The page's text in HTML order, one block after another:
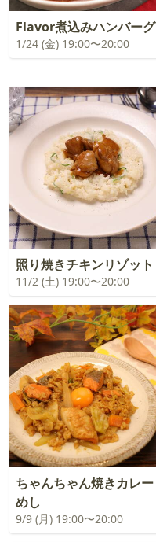
Flavor煮込みハンバーグ
1/24 (金) 19:00〜20:00
照り焼きチキンリゾット
11/2 (土) 19:00〜20:00
ちゃんちゃん焼きカレー
めし
9/9 (月) 19:00〜20:00